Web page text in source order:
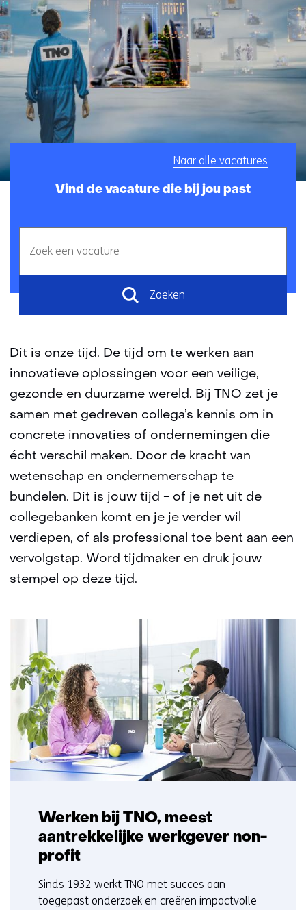
e
n
a
a
d
e
l
Vind de vacature die bij jou past
Naar alle vacatures
een
Zoeken
Dit is onze tijd. De tijd om te werken aan
innovatieve oplossingen voor een veilige,
gezonde en duurzame wereld. Bij TNO zet je
samen met gedreven collega’s kennis om in
concrete innovaties of ondernemingen die
écht verschil maken. Door de kracht van
wetenschap en ondernemerschap te
bundelen. Dit is jouw tijd - of je net uit de
collegebanken komt en je je verder wil
verdiepen, of als professional toe bent aan een
vervolgstap. Word tijdmaker en druk jouw
stempel op deze tijd.
Werken bij TNO, meest
aantrekkelijke werkgever non-
profit
Sinds 1932 werkt TNO met succes aan
toegepast onderzoek en creëren impactvolle